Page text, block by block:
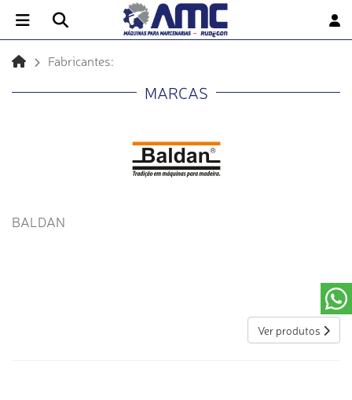
Fabricantes:
MARCAS
BALDAN
Ver produtos